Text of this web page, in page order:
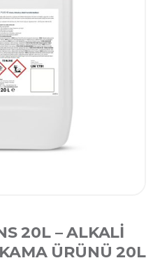
20L – ALKALI
ÜRÜNÜ 20L